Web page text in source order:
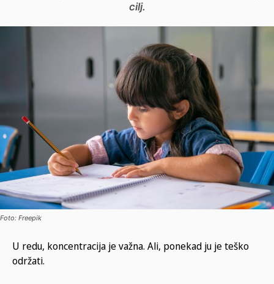
cilj.
Foto: Freepik
U redu, koncentracija je važna. Ali, ponekad ju je teško
održati.